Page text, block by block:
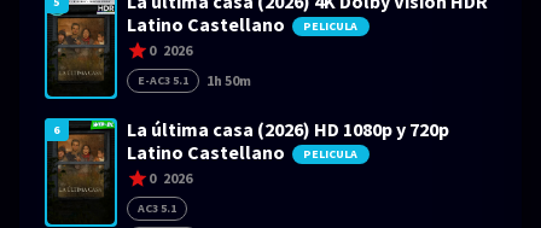
Latino Castellano
PELICULA
0 2026
E-AC3 5.1 1h 50m
6
La última casa (2026) HD 1080p y 720p
Latino Castellano
PELICULA
0 2026
AC3 5.1